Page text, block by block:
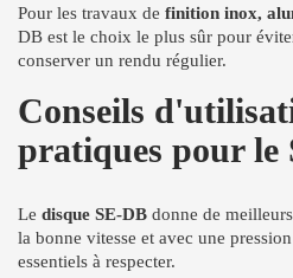
Pour les travaux de finition inox,
DB est le choix le plus sûr pour
conserver un rendu régulier.
Conseils
pratiques pour le
Le disque SE-DB donne de
la bonne vitesse et avec une
essentiels à respecter.